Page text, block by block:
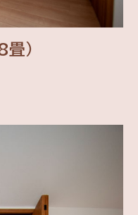
畳)